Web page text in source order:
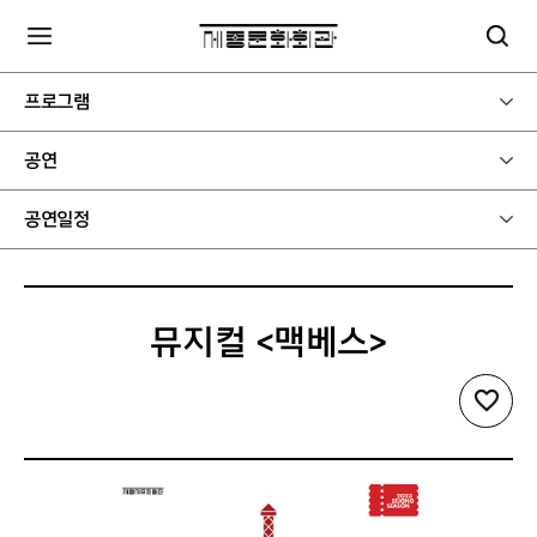
프로그램
공연
공연일정
뮤지컬 <맥베스>